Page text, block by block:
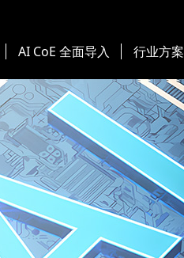
AI CoE 全面导入 行业方案